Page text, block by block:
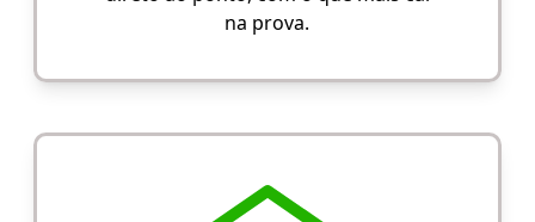
na prova.